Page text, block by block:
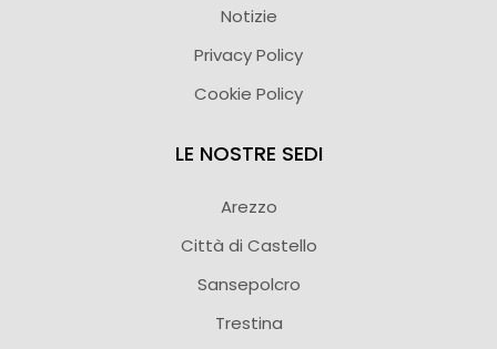
Notizie
Privacy Policy
Cookie Policy
LE NOSTRE SEDI
Arezzo
Città di Castello
Sansepolcro
Trestina